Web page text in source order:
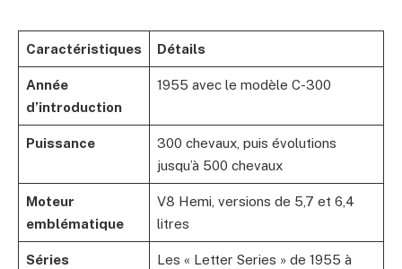
Caractéristiques Détails
Année
d’introduction
1955 avec le modèle C-300
Puissance
300 chevaux, puis évolutions
jusqu’à 500 chevaux
Moteur
emblématique
V8 Hemi, versions de 5,7 et 6,4
litres
Séries
Les « Letter Series » de 1955 à